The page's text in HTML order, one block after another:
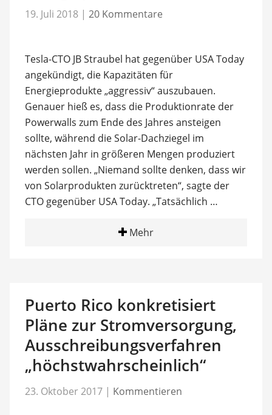
19. Juli 2018 | 20 Kommentare
Tesla-CTO JB Straubel hat gegenüber USA Today
angekündigt, die Kapazitäten für
Energieprodukte „aggressiv“ auszubauen.
Genauer hieß es, dass die Produktionrate der
Powerwalls zum Ende des Jahres ansteigen
sollte, während die Solar-Dachziegel im
nächsten Jahr in größeren Mengen produziert
werden sollen. „Niemand sollte denken, dass wir
von Solarprodukten zurücktreten“, sagte der
CTO gegenüber USA Today. „Tatsächlich …
Mehr
Puerto Rico konkretisiert
Pläne zur Stromversorgung,
Ausschreibungsverfahren
„höchstwahrscheinlich“
23. Oktober 2017 | Kommentieren